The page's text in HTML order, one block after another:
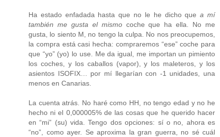
Ha estado enfadada hasta que no le he dicho quea mí
también me gusta el mismocoche que ha ella. No me
gusta, lo siento M, no tengo la culpa. No nos preocupemos,
la compra está casi hecha: compraremos “ese” coche para
que “yo” (yo) lo use. Me da igual, me importan un pimiento
los coches, y los caballos (vapor), y los maleteros, y los
asientos ISOFIX… por mí llegarían con -1 unidades, una
menos en Canarias.
La cuenta atrás. No haré como HH, no tengo edad y no he
hecho ni el 0,000005% de las cosas que he querido hacer
en “mi” (su) vida. Tengo dos opciones: sí o no, ahora es
“no”, como ayer. Se aproxima la gran guerra, no sé cuál